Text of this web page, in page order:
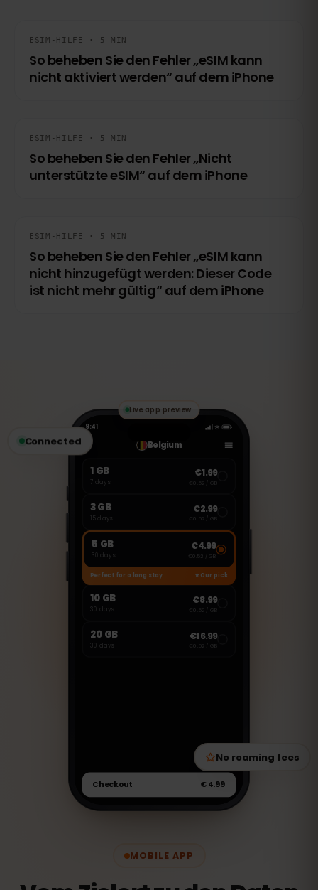
ESIM-HILFE · 5 MIN
So beheben Sie den Fehler „eSIM kann
nicht aktiviert werden“ auf dem iPhone
ESIM-HILFE · 5 MIN
So beheben Sie den Fehler „Nicht
unterstützte eSIM“ auf dem iPhone
ESIM-HILFE · 5 MIN
So beheben Sie den Fehler „eSIM kann
nicht hinzugefügt werden: Dieser Code
ist nicht mehr gültig“ auf dem iPhone